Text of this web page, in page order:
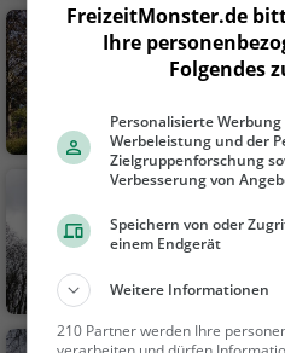
Bürgerpark
Park in
Ottoturm
Kirchen
FreizeitMonster.de
Ihre
Folgendes
Personalisierte
Werbeleistung und der
Zielgruppenforschung
Verbesserung von
Speichern von oder
einem Endgerät
Weitere Informationen
210 Partner werden Ihre